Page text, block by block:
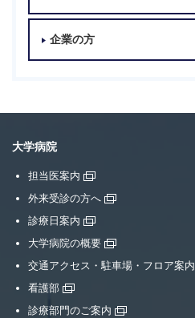
企業の方
大学病院
担当医案内
外来受診の方へ
診療日案内
大学病院の概要
交通アクセス・駐車場・フロア案内
看護部
診療部門のご案内